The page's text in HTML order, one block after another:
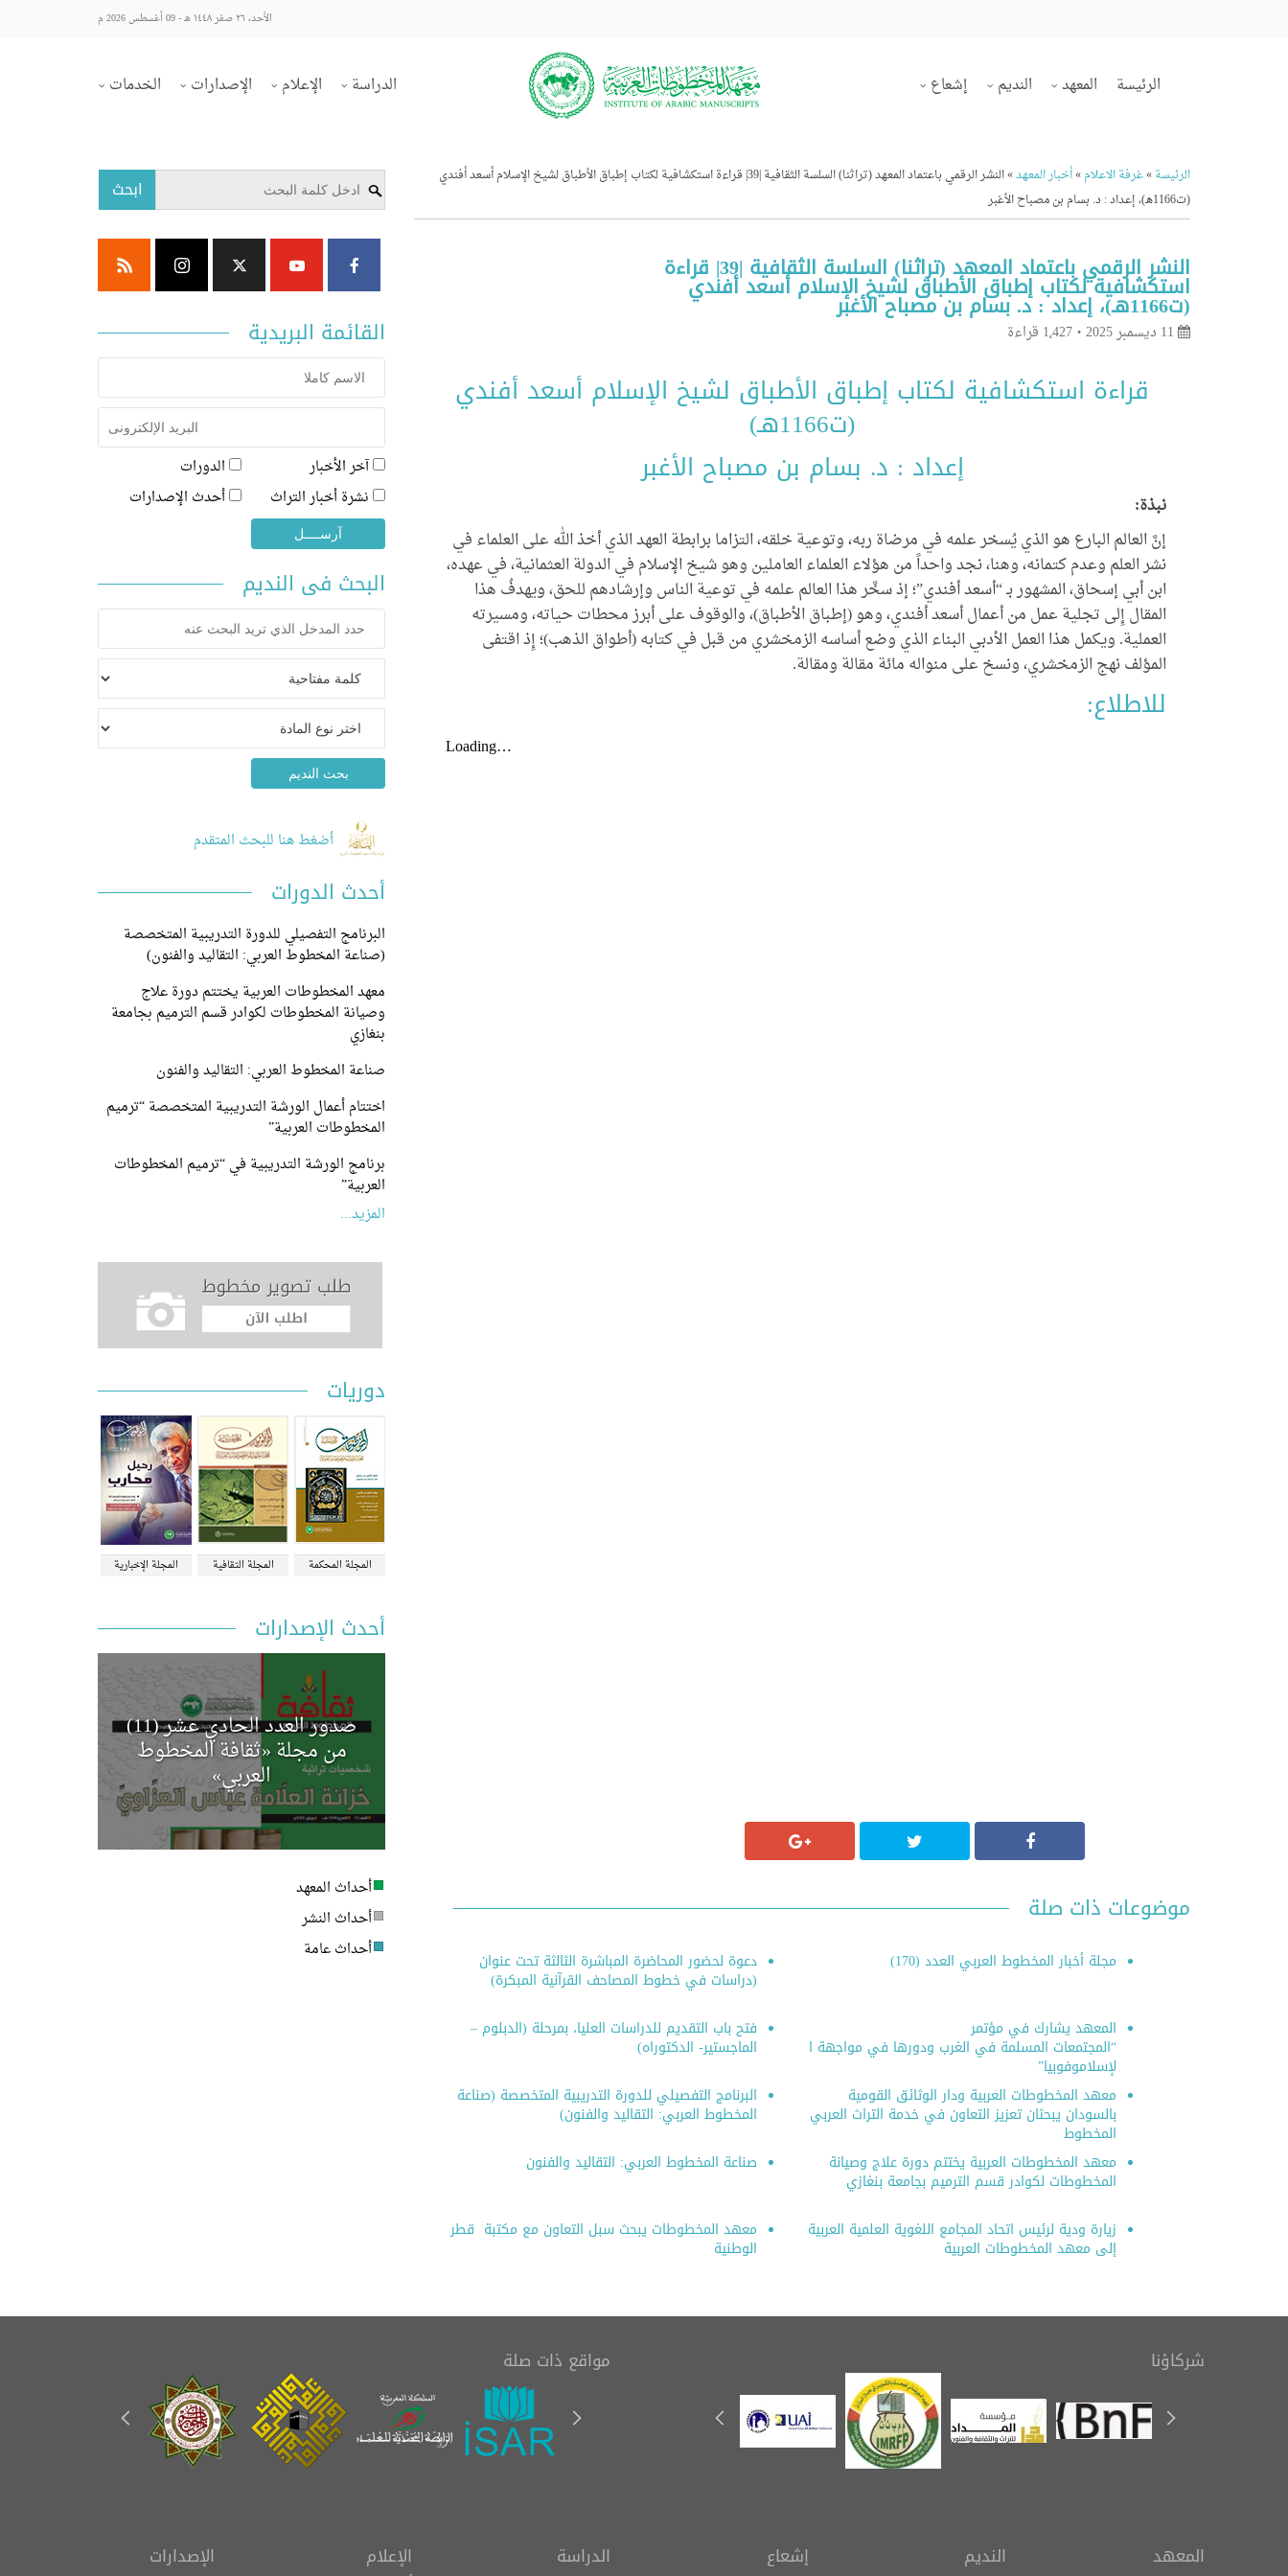
الأحد، ٢٦ صفر ١٤٤٨ هـ - 09 أغسطس 2026 م
الدراسة الإعلام الإصدارات الخدمات الرئيسة المعهد النديم إشعاع
ابحث
القائمة البريدية
آخر الأخبار
الدورات
نشرة أخبار التراث
أحدث الإصدارات
البحث فى النديم
أضغط هنا للبحث المتقدم
أحدث الدورات
البرنامج التفصيلي للدورة التدريبية المتخصصة
(صناعة المخطوط العربي: التقاليد والفنون)
معهد المخطوطات العربية يختتم دورة علاج
وصيانة المخطوطات لكوادر قسم الترميم بجامعة
بنغازي
صناعة المخطوط العربي: التقاليد والفنون
اختتام أعمال الورشة التدريبية المتخصصة “ترميم
المخطوطات العربية”
برنامج الورشة التدريبية في “ترميم المخطوطات
العربية”
المزيد...
دوريات
المجلة المحكمة المجلة الثقافية المجلة الإخبارية
أحدث الإصدارات
صدور العدد الحادي عشر (11)
من مجلة «ثقافة المخطوط
العربي»
أحداث المعهد
أحداث النشر
أحداث عامة
الرئيسة»غرفة الاعلام»أخبار المعهد»
النشر الرقمي باعتماد المعهد (تراثنا) السلسة الثقافية |39| قراءة استكشافية لكتاب إطباق الأطباق لشيخ الإسلام أسعد أفندي
(ت1166هـ)، إعداد : د. بسام بن مصباح الأغبر
النشر الرقمي باعتماد المعهد (تراثنا) السلسة الثقافية |39| قراءة
استكشافية لكتاب إطباق الأطباق لشيخ الإسلام أسعد أفندي
(ت1166هـ)، إعداد : د. بسام بن مصباح الأغبر
1٬427 قراءة
قراءة استكشافية لكتاب إطباق الأطباق لشيخ الإسلام أسعد أفندي
(ت1166هـ)
إعداد : د. بسام بن مصباح الأغبر
نبذة:
إنَّ العالم البارع هو الذي يُسخر علمه في مرضاة ربه، وتوعية خلقه، التزاما برابطة العهد الذي أخذ الله على العلماء في
نشر العلم وعدم كتمانه، وهنا، نجد واحداً من هؤلاء العلماء العاملين وهو شيخ الإسلام في الدولة العثمانية، في عهده،
ابن أبي إسحاق، المشهور بـ “أسعد أفندي”؛ إذ سخَّر هذا العالم علمه في توعية الناس وإرشادهم للحق، ويهدفُ هذا
المقال إِلى تجلية عمل من أعمال أسعد أفندي، وهو (إطباق الأطباق)، والوقوف على أبرز محطات حياته، ومسيرته
العملية. ويكمل هذا العمل الأدبي البناء الذي وضع أساسه الزمخشري من قبل في كتابه (أطواق الذهب)؛ إِذ اقتفى
المؤلف نهج الزمخشري، ونسخ على منواله مائة مقالة ومقالة.
للاطلاع:
موضوعات ذات صلة
مجلة أخبار المخطوط العربي العدد (170) دعوة لحضور المحاضرة المباشرة الثالثة تحت عنوان
(دراسات في خطوط المصاحف القرآنية المبكرة)
المعهد يشارك في مؤتمر
“المجتمعات المسلمة في الغرب ودورها في مواجهة ا
لإسلاموفوبيا”
فتح باب التقديم للدراسات العليا، بمرحلة (الدبلوم –
الماجستير- الدكتوراه)
معهد المخطوطات العربية ودار الوثائق القومية
بالسودان يبحثان تعزيز التعاون في خدمة التراث العربي
المخطوط
البرنامج التفصيلي للدورة التدريبية المتخصصة (صناعة
المخطوط العربي: التقاليد والفنون)
معهد المخطوطات العربية يختتم دورة علاج وصيانة
المخطوطات لكوادر قسم الترميم بجامعة بنغازي
صناعة المخطوط العربي: التقاليد والفنون
زيارة ودية لرئيس اتحاد المجامع اللغوية العلمية العربية
إلى معهد المخطوطات العربية
معهد المخطوطات يبحث سبل التعاون مع مكتبة قطر
الوطنية
مواقع ذات صلة شركاؤنا
الإصدارات الإعلام الدراسة إشعاع النديم المعهد